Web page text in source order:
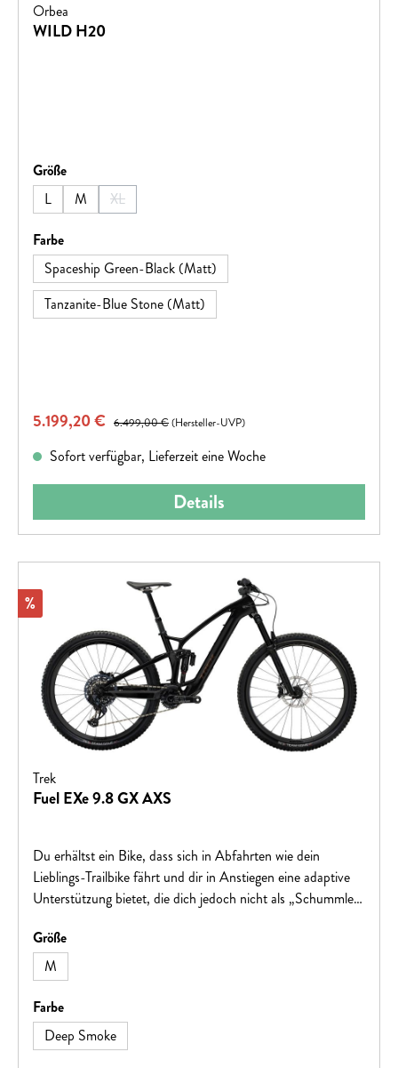
Orbea
WILD H20
Größeauswählen
L
M XL
(Diese Option ist zurzeit nicht verfügbar.)
Farbeauswählen
Spaceship Green-Black (Matt)
Tanzanite-Blue Stone (Matt)
Verkaufspreis:
5.199,20 € Regulärer Preis:
6.499,00 €(Hersteller-UVP)
Sofort verfügbar, Lieferzeit eine Woche
Details
Rabatt
%
Trek
Fuel EXe 9.8 GX AXS
Du erhältst ein Bike, dass sich in Abfahrten wie dein
Lieblings-Trailbike fährt und dir in Anstiegen eine adaptive
Unterstützung bietet, die dich jedoch nicht als „Schummler“
für den Trail abgestimmt und besonders leise, damit du das
Fahrerlebnis und das natürliche Tretgefühl in vollen Zügen
genießen kannst. Der smarte Ladeanschluss, das elegant
integrierte Display und die diskreten Bedienelemente sorgen
dafür, dass die cleane Optik eines traditionellen
Mountainbikes erhalten bleibt. Das aufgewertete
Größeauswählen
M
Farbeauswählen
Deep Smoke